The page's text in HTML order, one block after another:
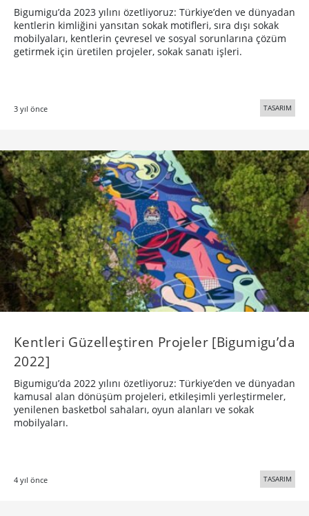
Bigumigu’da 2023 yılını özetliyoruz: Türkiye’den ve dünyadan
kentlerin kimliğini yansıtan sokak motifleri, sıra dışı sokak
mobilyaları, kentlerin çevresel ve sosyal sorunlarına çözüm
getirmek için üretilen projeler, sokak sanatı işleri.
3 yıl önce TASARIM
Kentleri Güzelleştiren Projeler [Bigumigu’da
2022]
Bigumigu’da 2022 yılını özetliyoruz: Türkiye’den ve dünyadan
kamusal alan dönüşüm projeleri, etkileşimli yerleştirmeler,
yenilenen basketbol sahaları, oyun alanları ve sokak
mobilyaları.
4 yıl önce TASARIM